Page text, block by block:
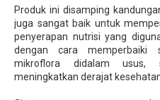
Produk ini disamping
juga sangat baik untuk
penyerapan nutrisi yang
dengan cara memperbaiki
mikroflora didalam usus,
meningkatkan derajat